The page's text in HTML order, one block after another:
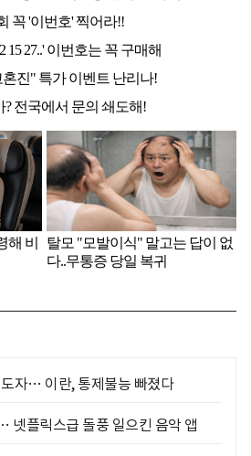
자… 이란, 통제불능 빠졌다
넷플릭스급 돌풍 일으킨 음악 앱